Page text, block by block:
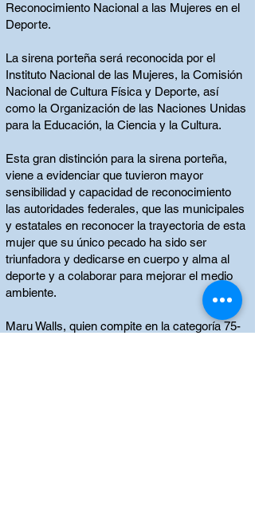
Reconocimiento Nacional a las Mujeres en el
Deporte.
La sirena porteña será reconocida por el
Instituto Nacional de las Mujeres, la Comisión
Nacional de Cultura Física y Deporte, así
como la Organización de las Naciones Unidas
para la Educación, la Ciencia y la Cultura.
Esta gran distinción para la sirena porteña,
viene a evidenciar que tuvieron mayor
sensibilidad y capacidad de reconocimiento
las autoridades federales, que las municipales
y estatales en reconocer la trayectoria de esta
mujer que su único pecado ha sido ser
triunfadora y dedicarse en cuerpo y alma al
deporte y a colaborar para mejorar el medio
ambiente.
Maru Walls, quien compite en la categoría 75-